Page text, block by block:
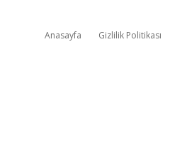
Anasayfa Gizlilik Politikası